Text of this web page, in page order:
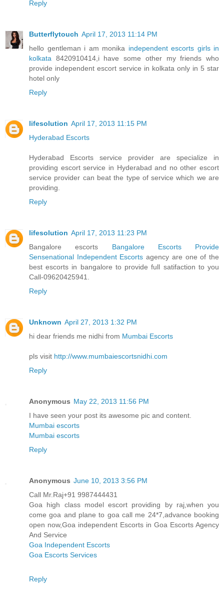
Reply
Butterflytouch April 17, 2013 11:14 PM
hello gentleman i am monika independent escorts girls in
kolkata 8420910414,i have some other my friends who
provide independent escort service in kolkata only in 5 star
hotel only
Reply
lifesolution April 17, 2013 11:15 PM
Hyderabad Escorts
Hyderabad Escorts service provider are specialize in
providing escort service in Hyderabad and no other escort
service provider can beat the type of service which we are
providing.
Reply
lifesolution April 17, 2013 11:23 PM
Bangalore escorts Bangalore Escorts Provide
Sensenational Independent Escorts agency are one of the
best escorts in bangalore to provide full satifaction to you
Call-09620425941.
Reply
Unknown April 27, 2013 1:32 PM
hi dear friends me nidhi from Mumbai Escorts
pls visit http://www.mumbaiescortsnidhi.com
Reply
Anonymous May 22, 2013 11:56 PM
I have seen your post its awesome pic and content.
Mumbai escorts
Mumbai escorts
Reply
Anonymous June 10, 2013 3:56 PM
Call Mr.Raj+91 9987444431
Goa high class model escort providing by raj,when you
come goa and plane to goa call me 24*7,advance booking
open now,Goa independent Escorts in Goa Escorts Agency
And Service
Goa Independent Escorts
Goa Escorts Services
Reply